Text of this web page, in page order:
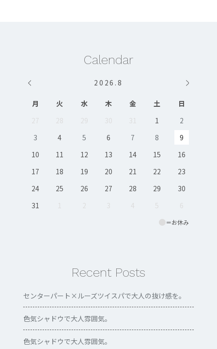
Calendar
2026 .8
＝お休み
月 火 水 木 金 土
日
27
28 29 30 31 1
2
3
4 5 6 7 8
9
10
11 12 13 14 15
16
17
18 19 20 21 22
23
24
25 26 27 28 29
30
31
1 2 3 4 5 6
Recent Posts
センターパート×ルーズツイスパで大人の抜け感を。
色気シャドウで大人雰囲気。
色気シャドウで大人雰囲気。